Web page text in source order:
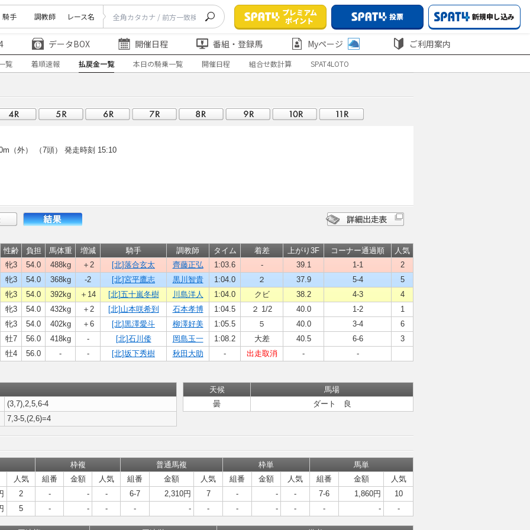
騎手 調教師 レース名
プレミアム
ポイント
投票 新規申し込み
データBOX 開催日程 番組・登録馬 Myページ ご利用案内
覧 着順速報 払戻金一覧 本日の騎乗一覧 開催日程 組合せ数計算 SPAT4LOTO
（外） （7頭） 発走時刻 15:10
性齢 負担 馬体重 増減 騎手 調教師 タイム 着差 上がり3F コーナー通過順
人気
牝3
54.0 488kg ＋2 [北]落合玄太 齊藤正弘 1:03.6 - 39.1 1-1
2
牝3
54.0 368kg -2 [北]宮平鷹志 黒川智貴 1:04.0 ２ 37.9 5-4
5
牝3
54.0 392kg ＋14 [北]五十嵐冬樹 川島洋人 1:04.0 クビ 38.2 4-3
4
牝3
54.0 432kg ＋2 [北]山本咲希到 石本孝博 1:04.5 ２ 1/2 40.0 1-2
1
牝3
54.0 402kg ＋6 [北]黒澤愛斗 柳澤好美 1:05.5 ５ 40.0 3-4
6
牡7
56.0 418kg - [北]石川倭 岡島玉一 1:08.2 大差 40.5 6-6
3
牡4
56.0 - - [北]坂下秀樹 秋田大助 - 出走取消 - -
(3,7),2,5,6-4
7,3-5,(2,6)=4
天候
馬場
曇
ダート 良
枠複 普通馬複 枠単
馬単
人気
組番 金額 人気 組番 金額 人気 組番 金額 人気 組番 金額
人気
2 - - - 6-7 2,310円 7 - - - 7-6 1,860円
10
5 - - - - - - - - - - - -